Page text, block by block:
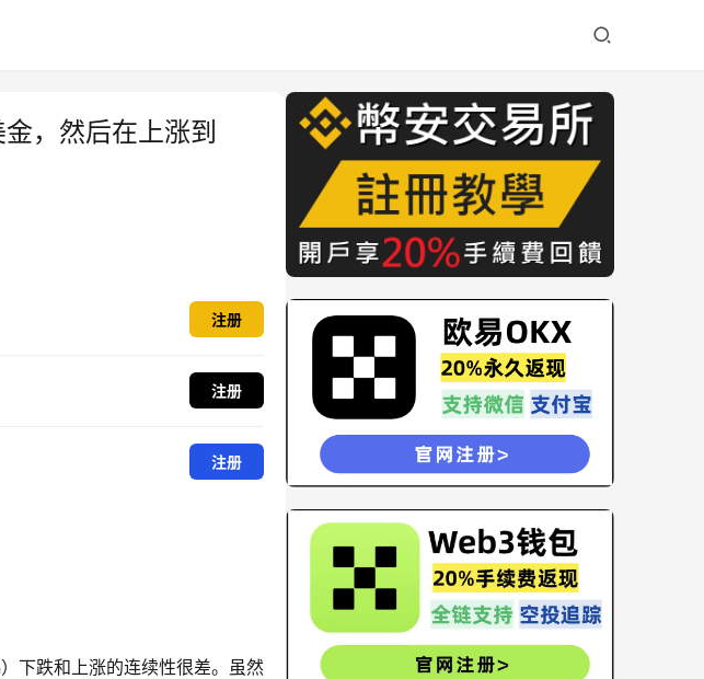
，然后在上涨到
注册
注册
注册
下跌和上涨的连续性很差。虽然